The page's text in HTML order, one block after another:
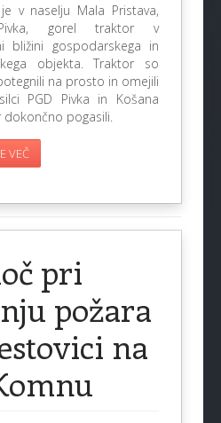
v naselju Mala Pristava,
gorel traktor v
bližini gospodarskega in
objekta. Traktor so
na prosto in omejili
PGD Pivka in Košana
pogasili.
VEČ
pri
požara
na